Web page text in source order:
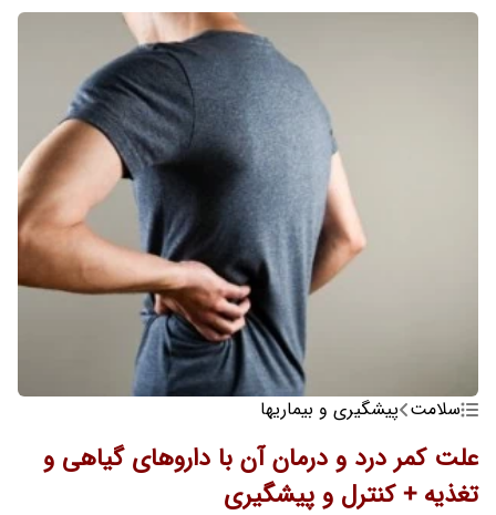
سلامت پیشگیری و بیماریها
علت کمر درد و درمان آن با داروهای گیاهی و
تغذیه + کنترل و پیشگیری